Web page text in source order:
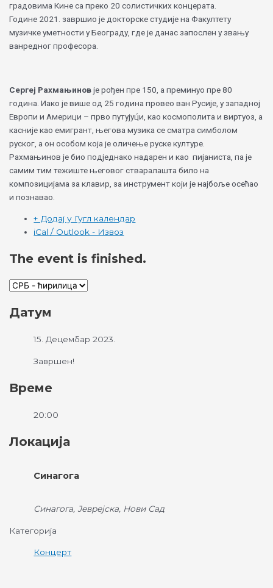
градовима Кине са преко 20 солистичких концерата.
Године 2021. завршио је докторске студије на Факултету
музичке уметности у Београду, где је данас запослен у звању
ванредног професора.
Сергеј Рахмањиновје рођен пре 150, а преминуо пре 80
година. Иако је више од 25 година провео ван Русије, у западној
Европи и Америци – прво путујуц́и, као космополита и виртуоз, а
касније као емигрант, његова музика се сматра симболом
руског, а он особом која је оличење руске културе.
Рахмањинов је био подједнако надарен и као пијаниста, па је
самим тим тежиште његовог стваралашта било на
композицијама за клавир, за инструмент који је најбоље осећао
и познавао.
+ Додај у Гугл календар
iCal / Outlook - Извоз
The event is finished.
Датум
15. Децембар 2023.
Завршен!
Време
20:00
Локација
Синагога
Синагога, Јеврејска, Нови Сад
Категорија
Концерт